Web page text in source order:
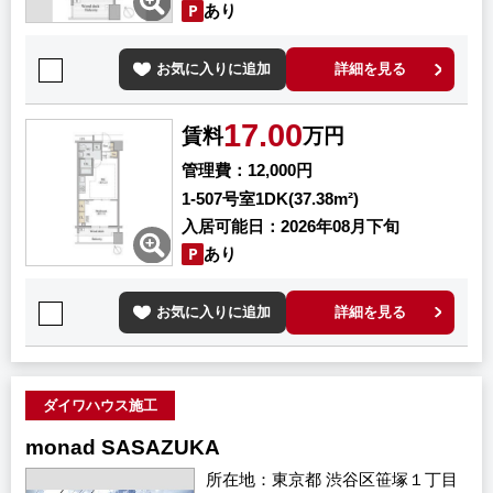
あり
お気に入りに追加 詳細を見る
賃料17.00万円
管理費
12,000円
1-507号室1DK(37.38m²)
入居可能日
2026年08月下旬
あり
お気に入りに追加 詳細を見る
ダイワハウス施工
monad SASAZUKA
所在地
東京都 渋谷区笹塚１丁目